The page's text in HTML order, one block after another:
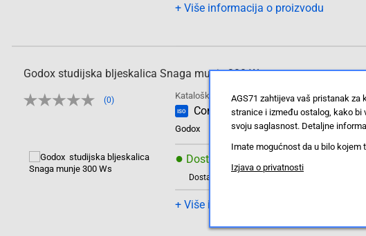
+ Više informacija o proizvodu
Godox studijska bljeskalica Snaga munje 300 Ws
(0) Kataloški br: 2366132 - 62 Oznaka: MS300-F Kit
ISO Conrad Electronic SE
Godox
● Dostupno online (Skladište:
Dostava: 17.08.2026 do 23.08.2026
+ Više informacija o proizvodu
AGS71 zahtijeva vaš pristanak
stranice i između ostalog, kako bi
svoju saglasnost. Detaljne
Imate mogućnost da u bilo kojem
Izjava o privatnosti